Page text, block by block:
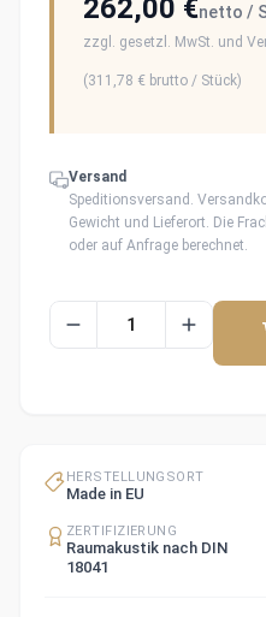
262,00 €netto /
zzgl. gesetzl. MwSt. und
(311,78 € brutto / Stück)
Versand
Speditionsversand.
Gewicht und Lieferort. Die
oder auf Anfrage berechnet.
HERSTELLUNGSORT
Made in EU
ZERTIFIZIERUNG
Raumakustik nach DIN
18041